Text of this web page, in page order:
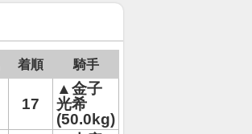
着順 騎手
17
▲金子
光希
(50.0kg)